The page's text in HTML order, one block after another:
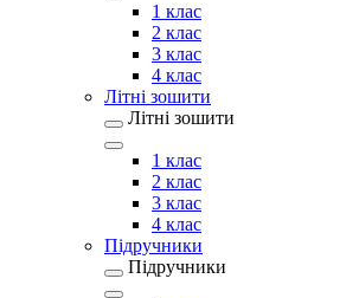
1 клас
2 клас
3 клас
4 клас
Літні зошити
Літні зошити
1 клас
2 клас
3 клас
4 клас
Підручники
Підручники